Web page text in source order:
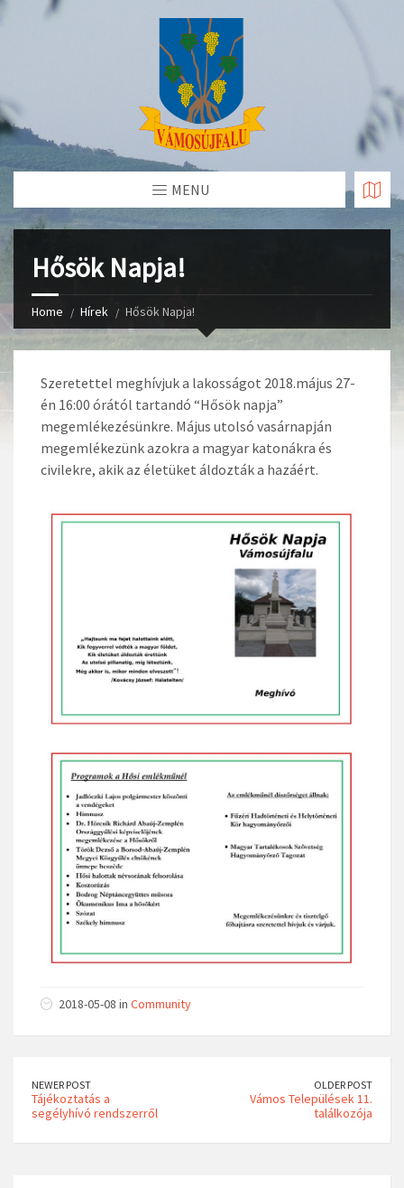
Skip
MENU
Hősök Napja!
Home Hírek Hősök Napja!
Szeretettel meghívjuk a lakosságot 2018.május 27-
én 16:00 órától tartandó “Hősök napja”
megemlékezésünkre. Május utolsó vasárnapján
megemlékezünk azokra a magyar katonákra és
civilekre, akik az életüket áldozták a hazáért.
2018-05-08 in Community
NEWER POST
Tájékoztatás a
segélyhívó rendszerről
OLDER POST
Vámos Települések 11.
találkozója